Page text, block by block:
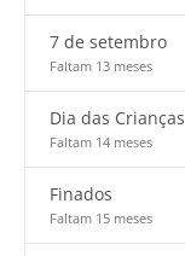
7 de setembro
Faltam 13 meses
Dia das Crianças
Faltam 14 meses
Finados
Faltam 15 meses